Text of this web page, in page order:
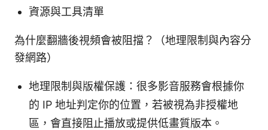
資源與工具清單
為什麼翻牆後視頻會被阻擋？（地理限制與內容分
發網路）
地理限制與版權保護：很多影音服務會根據你
的 IP 地址判定你的位置，若被視為非授權地
區，會直接阻止播放或提供低畫質版本。